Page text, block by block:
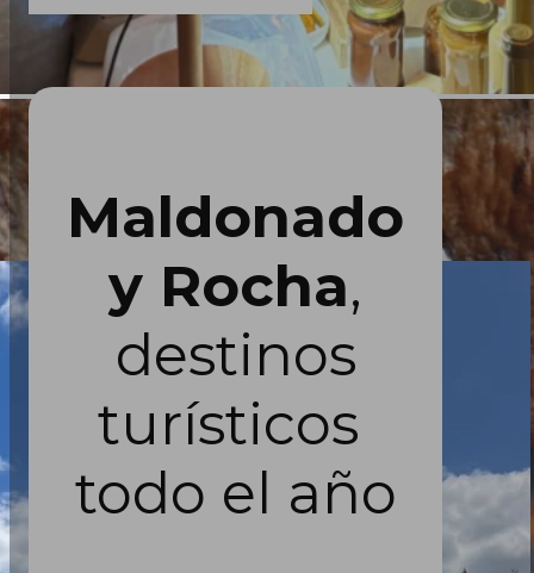
Maldonado
y Rocha,
destinos
turísticos
todo el año